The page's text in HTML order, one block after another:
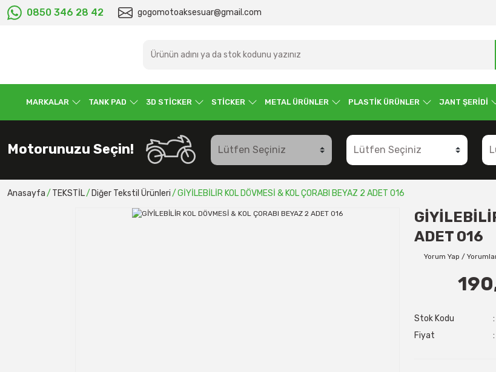
0850 346 28 42 gogomotoaksesuar@gmail.com
MARKALAR TANK PAD 3D STİCKER STİCKER METAL ÜRÜNLER PLASTİK ÜRÜNLER JANT ŞERİDİ
Motorunuzu Seçin!
Anasayfa TEKSTİL Diğer Tekstil Ürünleri GİYİLEBİLİR KOL DÖVMESİ & KOL ÇORABI BEYAZ 2 ADET 016
ADET 016
Yorum Yap /
Stok Kodu
Fiyat